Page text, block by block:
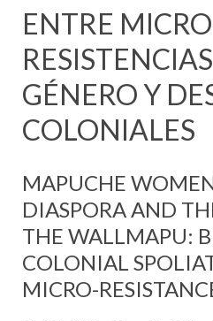
ENTRE
GÉNERO Y
COLONIALES
MAPUCHE
DIASPORA AND
THE WALLMAPU:
COLONIAL
MICRO-